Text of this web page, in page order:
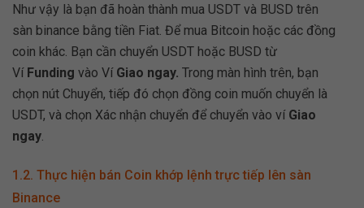
Như vậy là bạn đã hoàn thành mua USDT và BUSD trên
sàn binance bằng tiền Fiat. Để mua Bitcoin hoặc các đồng
coin khác. Bạn cần chuyển USDT hoặc BUSD từ
VíFunding vào Ví Giao ngay. Trong màn hình trên, bạn
chọn nút Chuyển, tiếp đó chọn đồng coin muốn chuyển là
USDT, và chọn Xác nhận chuyển để chuyển vào ví Giao
ngay.
1.2. Thực hiện bán Coin khớp lệnh trực tiếp lên sàn
Binance